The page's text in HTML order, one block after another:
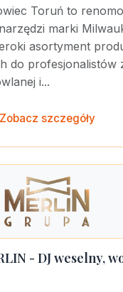
Toruń to
marki
asortyment
do profesjonalistów
i...
Zobacz szczegóły
- DJ weselny,